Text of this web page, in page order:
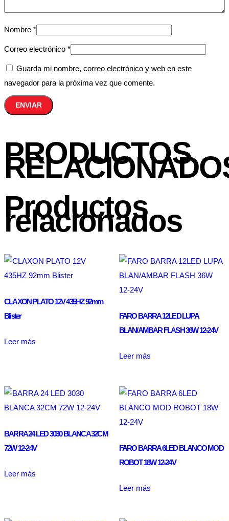
Nombre *
Correo electrónico *
Guarda mi nombre, correo electrónico y web en este
navegador para la próxima vez que comente.
PRODUCTOS
Productos
relacionados
CLAXON PLATO 12V 435HZ 92mm
Blister
Leer más
FARO BARRA 12LED LUPA
BLAN/AMBAR FLASH 36W 12-24V
Leer más
BARRA 24 LED 3030 BLANCA 32CM
72W 12-24V
Leer más
FARO BARRA 6LED BLANCO MOD
ROBOT 18W 12-24V
Leer más